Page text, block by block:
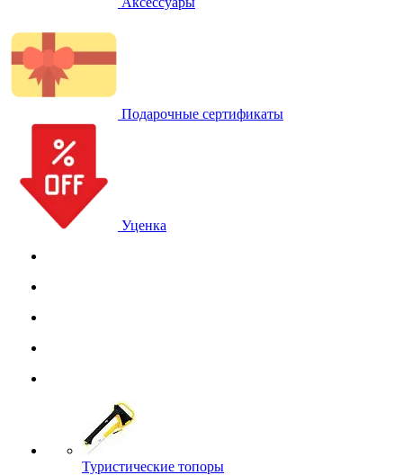
Подарочные сертификаты
Уценка
Туристические топоры